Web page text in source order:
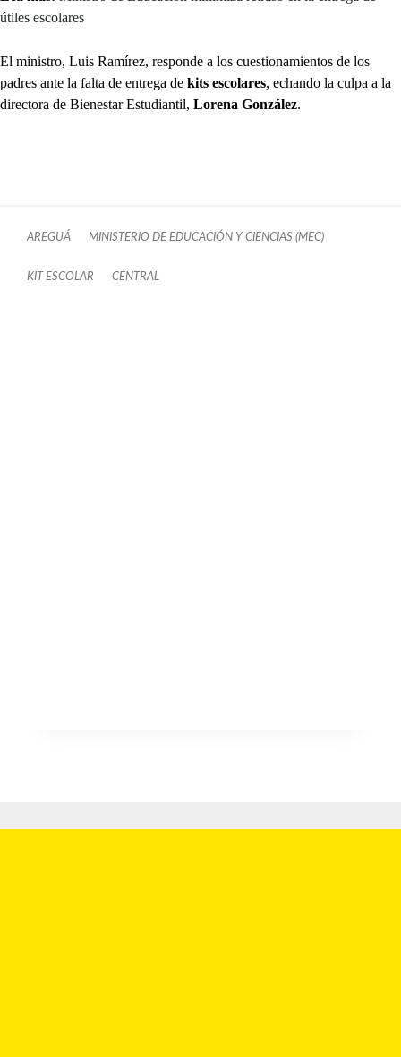
útiles escolares
El ministro, Luis Ramírez, responde a los cuestionamientos de los
padres ante la falta de entrega de kits escolares, echando la culpa a la
directora de Bienestar Estudiantil, Lorena González.
AREGUÁ MINISTERIO DE EDUCACIÓN Y CIENCIAS (MEC)
KIT ESCOLAR CENTRAL